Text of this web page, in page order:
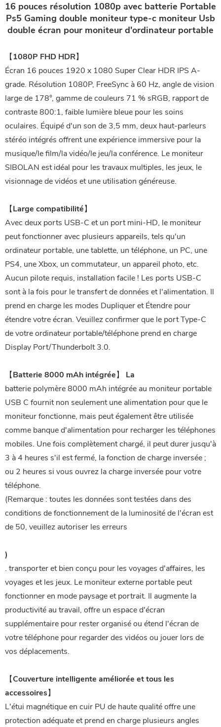
16 pouces résolution 1080p avec batterie Portable
Ps5 Gaming double moniteur type-c moniteur Usb
double écran pour moniteur d'ordinateur portable
【1080P FHD HDR】
Écran 16 pouces 1920 x 1080 Super Clear HDR IPS A-
grade. Résolution 1080P, FreeSync à 60 Hz, angle de vision
large de 178°, gamme de couleurs 71 % sRGB, rapport de
contraste 800:1, faible lumière bleue pour les soins
oculaires. Équipé d'un son de 3,5 mm, deux haut-parleurs
stéréo intégrés offrent une expérience immersive pour la
musique/le film/la vidéo/le jeu/la conférence. Le moniteur
SIBOLAN est idéal pour les travaux multiples, les jeux, le
visionnage de vidéos et une utilisation généreuse.
【Large compatibilité】
Avec deux ports USB-C et un port mini-HD, le moniteur
peut fonctionner avec plusieurs appareils, tels qu'un
ordinateur portable, une tablette, un téléphone, un PC, une
PS4, une Xbox, un commutateur, un appareil photo, etc.
Aucun pilote requis, installation facile ! Les ports USB-C
sont à la fois pour le transfert de données et l'alimentation. Il
prend en charge les modes Dupliquer et Étendre pour
étendre votre écran. Veuillez confirmer que le port Type-C
de votre ordinateur portable/téléphone prend en charge
Display Port/Thunderbolt 3.0.
【Batterie 8000 mAh intégrée】 La
batterie polymère 8000 mAh intégrée au moniteur portable
USB C fournit non seulement une alimentation pour que le
moniteur fonctionne, mais peut également être utilisée
comme banque d'alimentation pour recharger les téléphones
mobiles. Une fois complètement chargé, il peut durer jusqu'à
3 à 4 heures s'il est fermé, la fonction de charge inversée ;
ou 2 heures si vous ouvrez la charge inversée pour votre
téléphone.
(Remarque : toutes les données sont testées dans des
conditions de fonctionnement de la luminosité de l'écran est
de 50, veuillez autoriser les erreurs
)
. transporter et bien conçu pour les voyages d'affaires, les
voyages et les jeux. Le moniteur externe portable peut
fonctionner en mode paysage et portrait. Il augmente la
productivité au travail, offre un espace d'écran
supplémentaire pour rester organisé ou étend l'écran de
votre téléphone pour regarder des vidéos ou jouer lors de
vos déplacements.
【Couverture intelligente améliorée et tous les
accessoires】
L'étui magnétique en cuir PU de haute qualité offre une
protection adéquate et prend en charge plusieurs angles